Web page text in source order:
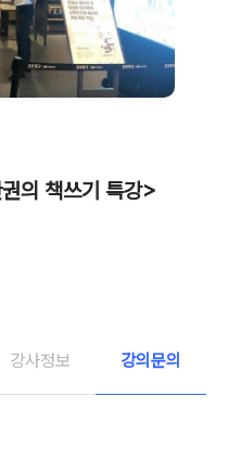
의 책쓰기 특강>
강사정보 강의문의